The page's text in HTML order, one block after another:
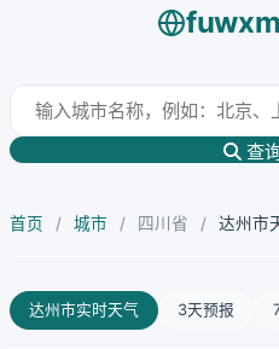
查
首页 / 城市 / 四川省 / 达州市
达州市实时天气 3天预报